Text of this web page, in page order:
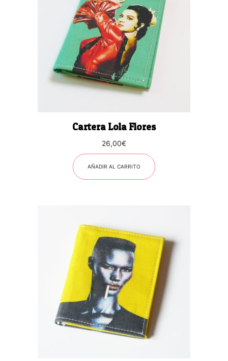
Cartera Lola Flores
26,00€
AÑADIR AL CARRITO